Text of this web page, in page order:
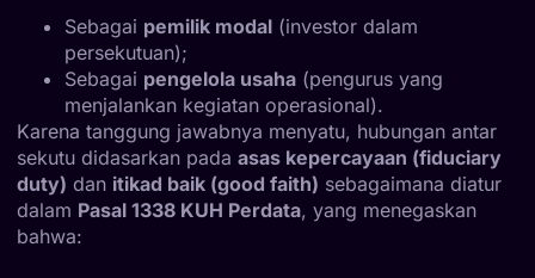
Sebagai pemilik modal (investor dalam
persekutuan);
Sebagai pengelola usaha (pengurus yang
menjalankan kegiatan operasional).
Karena tanggung jawabnya menyatu, hubungan antar
sekutu didasarkan pada asas kepercayaan (fiduciary
duty) dan itikad baik (good faith) sebagaimana diatur
dalam Pasal 1338 KUH Perdata, yang menegaskan
bahwa: